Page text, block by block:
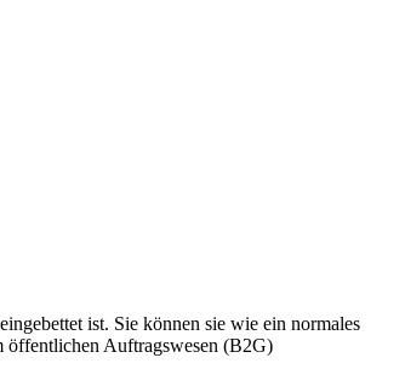
ist. Sie können sie wie ein normales
öffentlichen Auftragswesen (B2G)